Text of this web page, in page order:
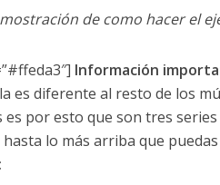
de como hacer el
Información
es diferente al resto de los
por esto que son tres
hasta lo más arriba que